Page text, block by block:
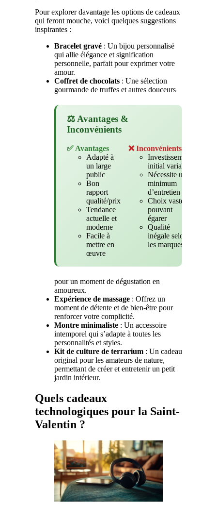
Pour explorer davantage les options de cadeaux
qui feront mouche, voici quelques suggestions
inspirantes :
Bracelet gravé : Un bijou personnalisé
qui allie élégance et signification
personnelle, parfait pour exprimer votre
amour.
Coffret de chocolats : Une sélection
gourmande de truffes et autres douceurs
⚖️ Avantages &
Inconvénients
✅ Avantages
Adapté à
un large
public
Bon
rapport
qualité/prix
Tendance
actuelle et
moderne
Facile à
mettre en
œuvre
❌ Inconvénients
Investissement
initial variable
Nécessite un
minimum
d’entretien
Choix vaste
pouvant
égarer
Qualité
inégale selon
les marques
pour un moment de dégustation en
amoureux.
Expérience de massage : Offrez un
moment de détente et de bien-être pour
renforcer votre complicité.
Montre minimaliste : Un accessoire
intemporel qui s’adapte à toutes les
personnalités et styles.
Kit de culture de terrarium : Un cadeau
original pour les amateurs de nature,
permettant de créer et entretenir un petit
jardin intérieur.
Quels cadeaux
technologiques pour la Saint-
Valentin ?